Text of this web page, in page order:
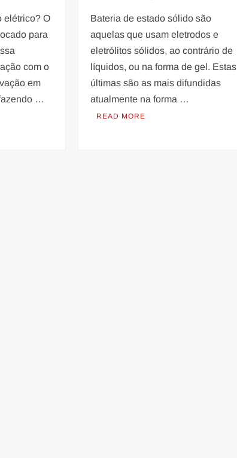
elétrico? O
para
com o
em
…
Bateria de estado sólido são
aquelas que usam eletrodos e
eletrólitos sólidos, ao contrário de
líquidos, ou na forma de gel. Estas
últimas são as mais difundidas
atualmente na forma …
READ MORE